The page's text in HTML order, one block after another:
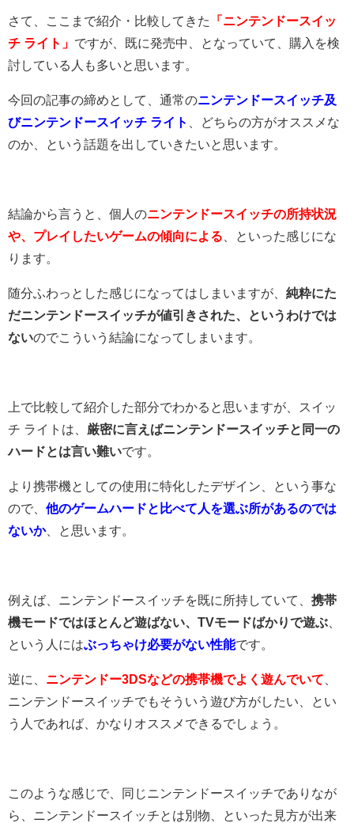
さて、ここまで紹介・比較してきた
「ニンテンドースイッ
チ ライト」 ですが、既に発売中、となっていて、購入を検
討している人も多いと思います。
今回の記事の締めとして、通常のニンテンドースイッチ及
びニンテンドースイッチ ライト
、どちらの方がオススメな
のか、という話題を出していきたいと思います。
結論から言うと、個人のニンテンドースイッチの所持状況
や、プレイしたいゲームの傾向による 、といった感じにな
ります。
随分ふわっとした感じになってはしまいますが、 純粋にた
だニンテンドースイッチが値引きされた、というわけでは
ないのでこういう結論になってしまいます。
上で比較して紹介した部分でわかると思いますが、スイッ
チ ライトは、 厳密に言えばニンテンドースイッチと同一の
ハードとは言い難いです。
より携帯機としての使用に特化したデザイン、という事な
ので、 他のゲームハードと比べて人を選ぶ所があるのでは
ないか、と思います。
例えば、ニンテンドースイッチを既に所持していて、 携帯
機モードではほとんど遊ばない、TVモードばかりで遊ぶ
という人にはぶっちゃけ必要がない性能です。
逆に、 ニンテンドー3DSなどの携帯機でよく遊んでいて
ニンテンドースイッチでもそういう遊び方がしたい、とい
う人であれば、かなりオススメできるでしょう。
このような感じで、同じニンテンドースイッチでありなが
ら、ニンテンドースイッチとは別物、といった見方が出来